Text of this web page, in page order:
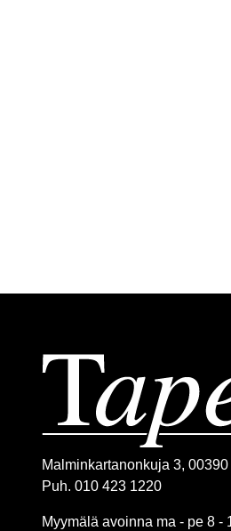
Malminkartanonkuja 3,
Puh. 010 423 1220
Myymälä avoinna ma - pe 8 -